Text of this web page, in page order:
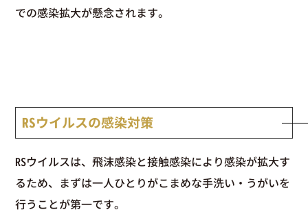
での感染拡大が懸念されます。
RSウイルスの感染対策
RSウイルスは、飛沫感染と接触感染により感染が拡大す
るため、まずは一人ひとりがこまめな手洗い・うがいを
行うことが第一です。